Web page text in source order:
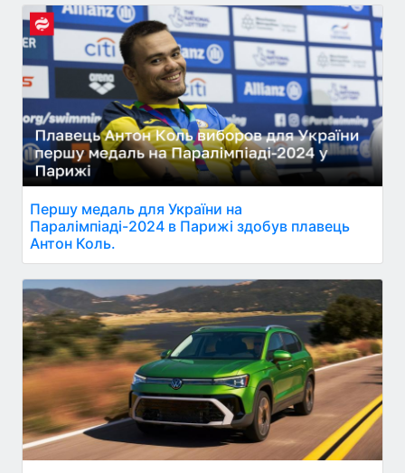
Першу медаль для України на
Паралімпіаді-2024 в Парижі здобув плавець
Антон Коль.